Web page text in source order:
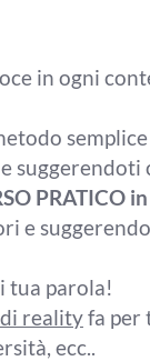
in ogni
suggerendoti
PRATICO
e
tua parola!
realityfa per
ecc..